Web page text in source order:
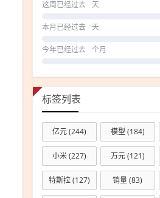
这周已经过去 天
本月已经过去 天
今年已经过去 个月
标签列表
亿元(244) 模型 (184)
小米(227) 万元(121)
特斯拉(127) 销量(83)